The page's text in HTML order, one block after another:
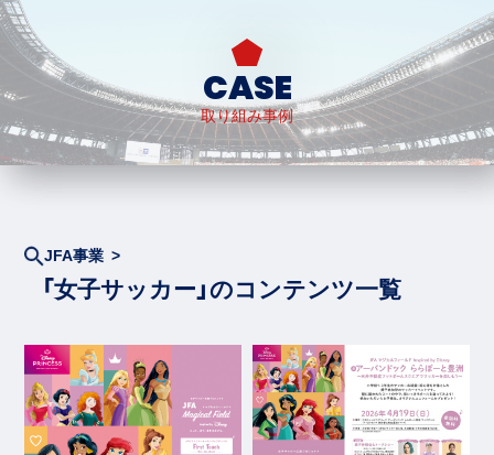
CASE
取り組み事例
JFA事業 >
「女子サッカー」のコンテンツ一覧